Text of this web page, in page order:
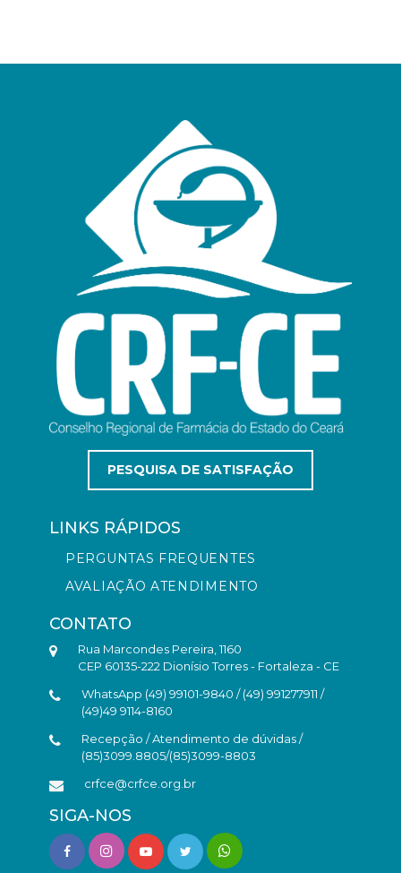
PESQUISA DE SATISFAÇÃO
LINKS RÁPIDOS
PERGUNTAS FREQUENTES
AVALIAÇÃO ATENDIMENTO
CONTATO
Rua Marcondes Pereira, 1160
CEP 60135-222 Dionísio Torres - Fortaleza - CE
WhatsApp (49) 99101-9840 / (49) 991277911 /
(49)49 9114-8160
Recepção / Atendimento de dúvidas /
(85)3099.8805/(85)3099-8803
crfce@crfce.org.br
SIGA-NOS